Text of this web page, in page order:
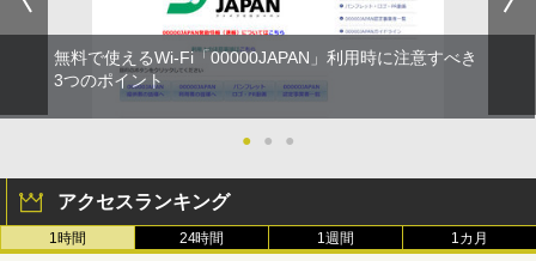
無料で使えるWi-Fi「00000JAPAN」利用時に注意すべき
3つのポイント
● ● ●
アクセスランキング
1時間 24時間 1週間 1カ月